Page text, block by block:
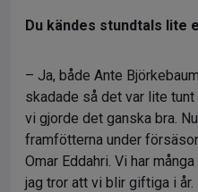
Du kändes stundtals lite
– Ja, både Ante
skadade så det var lite tunt
vi gjorde det ganska bra.
framfötterna under
Omar Eddahri. Vi har
jag tror att vi blir giftiga i år.